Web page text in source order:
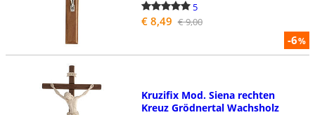
-6%
5
€ 8,49 € 9,00
Kruzifix Mod. Siena rechten
Kreuz Grödnertal Wachsholz